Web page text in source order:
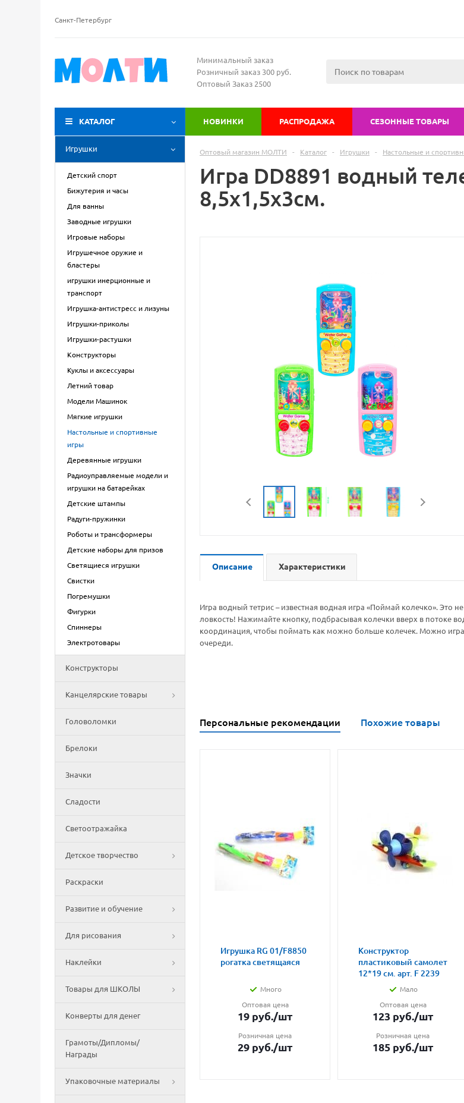
Санкт-Петербург
Минимальный заказ
Розничный заказ 300 руб.
Оптовый Заказ 2500
КАТАЛОГ НОВИНКИ РАСПРОДАЖА СЕЗОННЫЕ ТОВАРЫ
Игрушки
Детский спорт
Бижутерия и часы
Для ванны
Заводные игрушки
Игровые наборы
Игрушечное оружие и
бластеры
игрушки инерционные и
транспорт
Игрушка-антистресс и лизуны
Игрушки-приколы
Игрушки-растушки
Конструкторы
Куклы и аксессуары
Летний товар
Модели Машинок
Мягкие игрушки
Настольные и спортивные
игры
Деревянные игрушки
Радиоуправляемые модели и
игрушки на батарейках
Детские штампы
Радуги-пружинки
Роботы и трансформеры
Детские наборы для призов
Светящиеся игрушки
Свистки
Погремушки
Фигурки
Спиннеры
Электротовары
Конструкторы
Канцелярские товары
Головоломки
Брелоки
Значки
Сладости
Светоотражайка
Детское творчество
Раскраски
Развитие и обучение
Для рисования
Наклейки
Товары для ШКОЛЫ
Конверты для денег
Грамоты/Дипломы/
Награды
Упаковочные материалы
Оптовый магазин МОЛТИ - Каталог - Игрушки - Настольные и
Игра DD8891 водный
8,5х1,5х3см.
Описание Характеристики
Игра водный тетрис – известная водная игра «Поймай колечко». Это
ловкость! Нажимайте кнопку, подбрасывая колечки вверх в потоке
координация, чтобы поймать как можно больше колечек. Можно
очереди.
Персональные рекомендации Похожие товары
Игрушка RG 01/F8850
рогатка светящаяся
Много
Оптовая цена
19 руб./шт
Розничная цена
29 руб./шт
Конструктор
пластиковый самолет
12*19 см. арт. F 2239
Мало
Оптовая цена
123 руб./шт
Розничная цена
185 руб./шт